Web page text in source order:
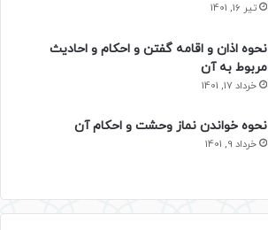
تیر 16, 1401
نحوه اذان و اقامه گفتن و احکام و احادیث
مربوط به آن
خرداد 17, 1401
نحوه خواندن نماز وحشت و احکام آن
خرداد 9, 1401